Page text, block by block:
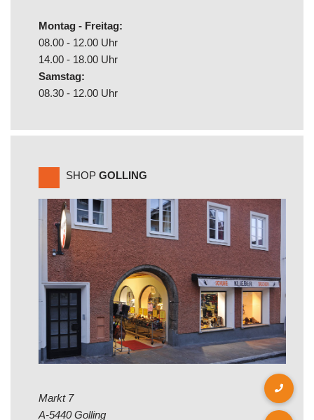
Montag - Freitag:
08.00 - 12.00 Uhr
14.00 - 18.00 Uhr
Samstag:
08.30 - 12.00 Uhr
SHOP GOLLING
Markt 7
A-5440 Golling